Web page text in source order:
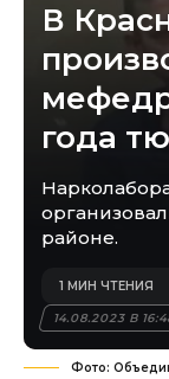
В
года
районе.
14.08.2023 В
1 МИН ЧТЕНИЯ
Фото: